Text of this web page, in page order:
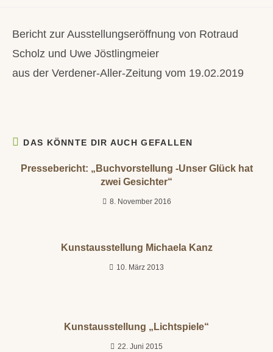
Bericht zur Ausstellungseröffnung von Rotraud
Scholz und Uwe Jöstlingmeier
aus der Verdener-Aller-Zeitung vom 19.02.2019
DAS KÖNNTE DIR AUCH GEFALLEN
Pressebericht: „Buchvorstellung -Unser Glück hat
zwei Gesichter“
8. November 2016
Kunstausstellung Michaela Kanz
10. März 2013
Kunstausstellung „Lichtspiele“
22. Juni 2015